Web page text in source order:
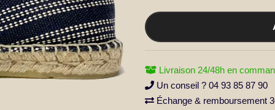
Livraison 24/48h en
Un conseil ? 04 93 85 87 90
Échange & remboursement